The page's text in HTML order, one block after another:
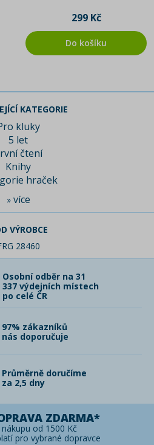
299 Kč
Do košíku
KATEGORIE
kluky
5 let
čtení
Knihy
hraček
» více
VÝROBCE
28460
Osobní odběr na 31
337 výdejních místech
po celé ČR
97% zákazníků
nás doporučuje
Průměrně doručíme
za 2,5 dny
ZDARMA*
od 1500 Kč
pro vybrané dopravce